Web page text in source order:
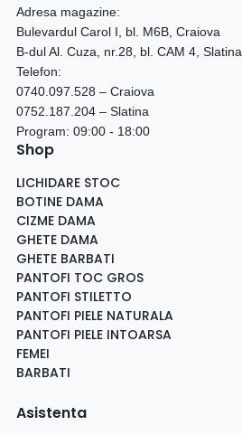
Adresa magazine:
Bulevardul Carol I, bl. M6B, Craiova
B-dul Al. Cuza, nr.28, bl. CAM 4, Slatina
Telefon:
0740.097.528 – Craiova
0752.187.204 – Slatina
Program: 09:00 - 18:00
Shop
LICHIDARE STOC
BOTINE DAMA
CIZME DAMA
GHETE DAMA
GHETE BARBATI
PANTOFI TOC GROS
PANTOFI STILETTO
PANTOFI PIELE NATURALA
PANTOFI PIELE INTOARSA
FEMEI
BARBATI
Asistenta